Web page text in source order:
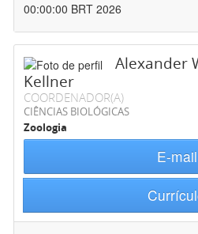
00:00:00 BRT 2026
Alexander
Kellner
COORDENADOR(A)
CIÊNCIAS BIOLÓGICAS
Zoologia
E-mail